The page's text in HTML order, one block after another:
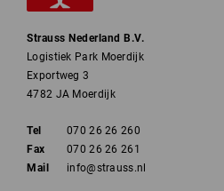
Strauss Nederland B.V.
Logistiek Park Moerdijk
Exportweg 3
4782 JA Moerdijk
Tel
070 26 26 260
Fax
070 26 26 261
Mail
info@strauss.nl